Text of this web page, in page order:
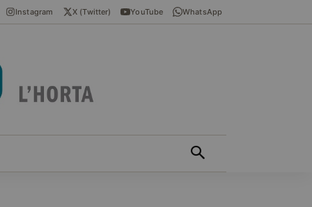
Instagram X (Twitter) YouTube WhatsApp